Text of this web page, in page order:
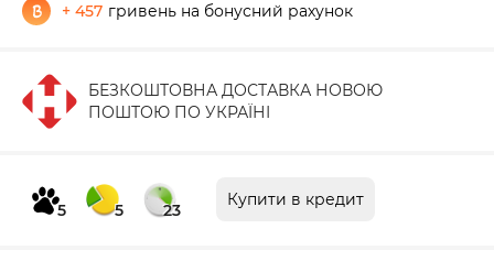
+ 457 гривень на бонусний рахунок
БЕЗКОШТОВНА ДОСТАВКА НОВОЮ
ПОШТОЮ ПО УКРАЇНІ
5 5 23
Купити в кредит